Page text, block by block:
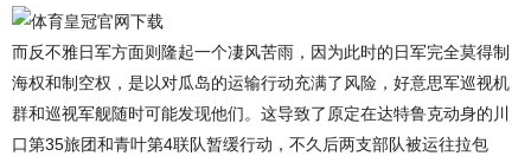
而反不雅日军方面则隆起一个凄风苦雨，因为此时的日军完全莫得制
海权和制空权，是以对瓜岛的运输行动充满了风险，好意思军巡视机
群和巡视军舰随时可能发现他们。这导致了原定在达特鲁克动身的川
口第35旅团和青叶第4联队暂缓行动，不久后两支部队被运往拉包